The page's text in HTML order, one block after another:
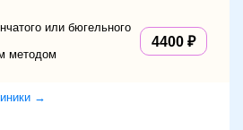
или бюгельного
методом
4400
→